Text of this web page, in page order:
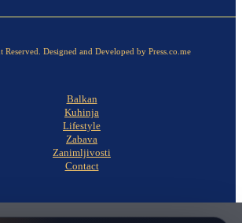
Designed and Developed by Press.co.me
Balkan
Kuhinja
Lifestyle
Zabava
Zanimljivosti
Contact